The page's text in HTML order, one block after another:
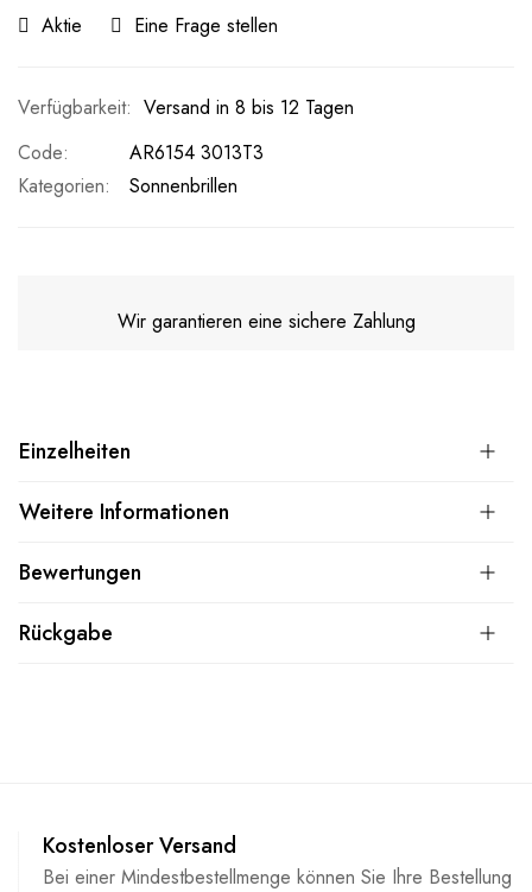
Aktie Eine Frage stellen
Versand in 8 bis 12 Tagen
Code
AR6154 3013T3
Kategorien:
Sonnenbrillen
Wir garantieren eine sichere Zahlung
Einzelheiten
Weitere Informationen
Bewertungen
Rückgabe
Kostenloser Versand
Bei einer Mindestbestellmenge können Sie Ihre Bestellung